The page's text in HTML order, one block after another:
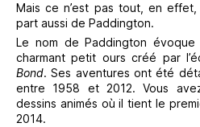
Mais ce n’est pas tout, en
part aussi de Paddington.
Le nom de Paddington
charmant petit ours créé par
Bond. Ses aventures ont été
entre 1958 et 2012. Vous
dessins animés où il tient le
2014.